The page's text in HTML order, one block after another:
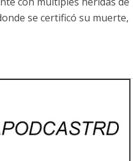
se certificó su muerte,